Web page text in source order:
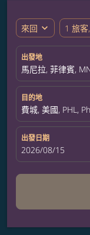
來回 expand_more 1 旅
出發地
馬尼拉, 菲律賓,
目的地
費城, 美國, PHL,
出發日期
fc-booking-
2026/08/15